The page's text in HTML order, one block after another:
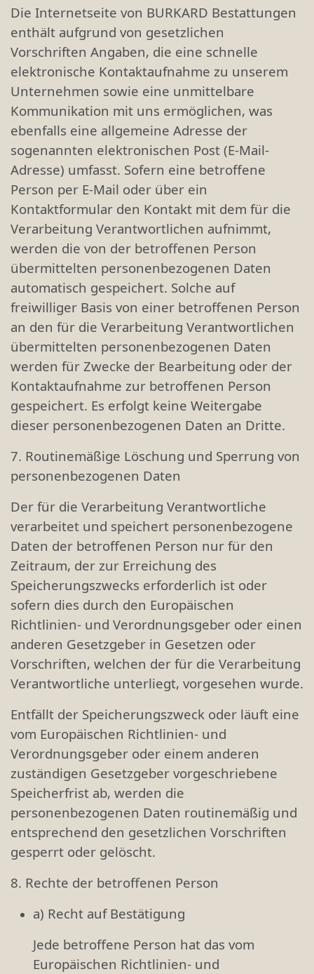
Die Internetseite von BURKARD Bestattungen
enthält aufgrund von gesetzlichen
Vorschriften Angaben, die eine schnelle
elektronische Kontaktaufnahme zu unserem
Unternehmen sowie eine unmittelbare
Kommunikation mit uns ermöglichen, was
ebenfalls eine allgemeine Adresse der
sogenannten elektronischen Post (E-Mail-
Adresse) umfasst. Sofern eine betroffene
Person per E-Mail oder über ein
Kontaktformular den Kontakt mit dem für die
Verarbeitung Verantwortlichen aufnimmt,
werden die von der betroffenen Person
übermittelten personenbezogenen Daten
automatisch gespeichert. Solche auf
freiwilliger Basis von einer betroffenen Person
an den für die Verarbeitung Verantwortlichen
übermittelten personenbezogenen Daten
werden für Zwecke der Bearbeitung oder der
Kontaktaufnahme zur betroffenen Person
gespeichert. Es erfolgt keine Weitergabe
dieser personenbezogenen Daten an Dritte.
7. Routinemäßige Löschung und Sperrung von
personenbezogenen Daten
Der für die Verarbeitung Verantwortliche
verarbeitet und speichert personenbezogene
Daten der betroffenen Person nur für den
Zeitraum, der zur Erreichung des
Speicherungszwecks erforderlich ist oder
sofern dies durch den Europäischen
Richtlinien- und Verordnungsgeber oder einen
anderen Gesetzgeber in Gesetzen oder
Vorschriften, welchen der für die Verarbeitung
Verantwortliche unterliegt, vorgesehen wurde.
Entfällt der Speicherungszweck oder läuft eine
vom Europäischen Richtlinien- und
Verordnungsgeber oder einem anderen
zuständigen Gesetzgeber vorgeschriebene
Speicherfrist ab, werden die
personenbezogenen Daten routinemäßig und
entsprechend den gesetzlichen Vorschriften
gesperrt oder gelöscht.
8. Rechte der betroffenen Person
a) Recht auf Bestätigung
Jede betroffene Person hat das vom
Europäischen Richtlinien- und